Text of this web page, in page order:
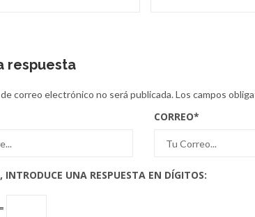
respuesta
correo electrónico no será publicada.Los campos
CORREO*
INTRODUCE UNA RESPUESTA EN DÍGITOS: